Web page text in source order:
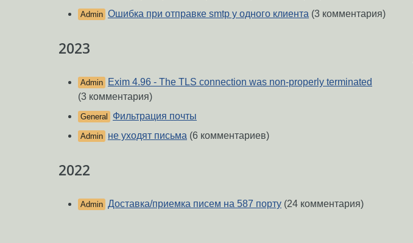
Admin Ошибка при отправке smtp у одного клиента (3 комментария)
2023
Admin
Exim 4.96 - The TLS connection was non-properly terminated
(3 комментария)
General Фильтрация почты
Admin не уходят письма (6 комментариев)
2022
Admin Доставка/приемка писем на 587 порту (24 комментария)